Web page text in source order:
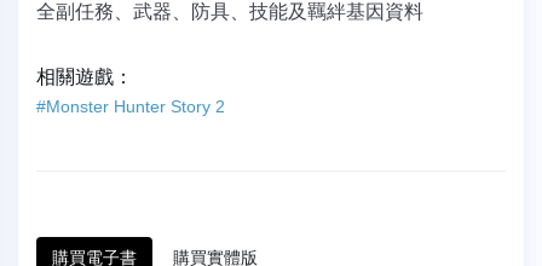
全副任務、武器、防具、技能及羈絆基因資料
相關遊戲：
#Monster Hunter Story 2
購買電子書 購買實體版